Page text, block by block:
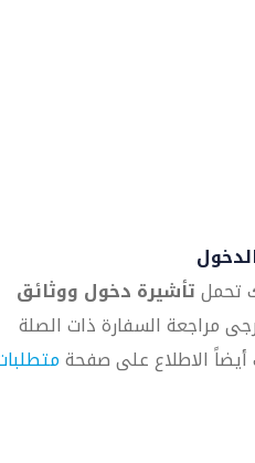
تحملتأشيرة دخول ووثائق
مراجعة السفارة ذات الصلة
أيضاً الاطلاع على صفحة